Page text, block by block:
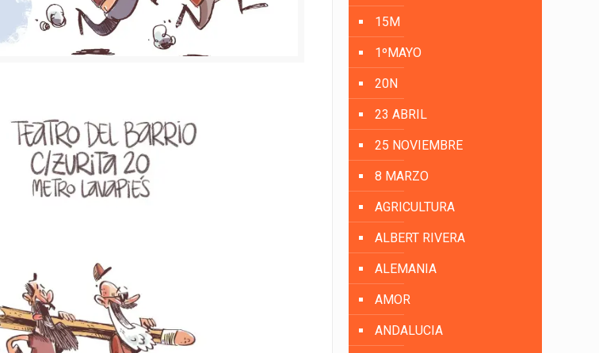
15M
1ºMAYO
20N
23 ABRIL
25 NOVIEMBRE
8 MARZO
AGRICULTURA
ALBERT RIVERA
ALEMANIA
AMOR
ANDALUCIA